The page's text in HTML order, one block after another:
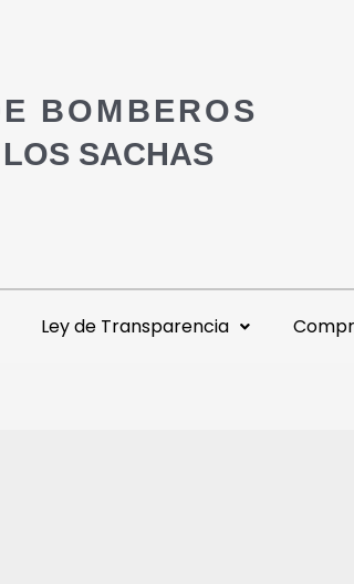
BOMBEROS
SACHAS
Ley de Transparencia